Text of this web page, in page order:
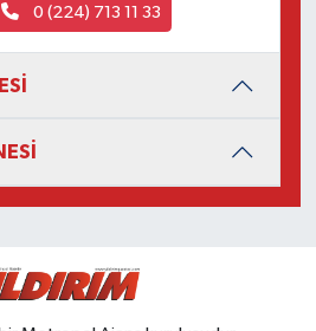
0 (224) 713 11 33